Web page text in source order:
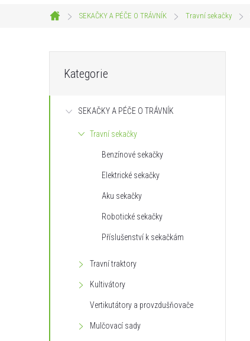
Domů
SEKAČKY A PÉČE O TRÁVNÍK Travní sekačky
o
kategorie
Kategorie
SEKAČKY A PÉČE O TRÁVNÍK
Travní sekačky
Benzínové sekačky
Elektrické sekačky
Aku sekačky
Robotické sekačky
Příslušenství k sekačkám
Travní traktory
Kultivátory
Vertikutátory a provzdušňovače
Mulčovací sady